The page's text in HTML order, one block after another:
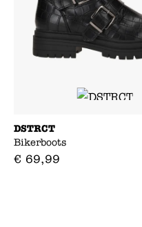
DSTRCT
Bikerboots
€ 69,99